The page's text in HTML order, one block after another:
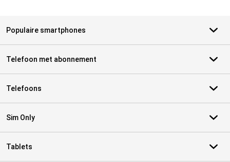
Populaire smartphones
Telefoon met abonnement
Telefoons
Sim Only
Tablets